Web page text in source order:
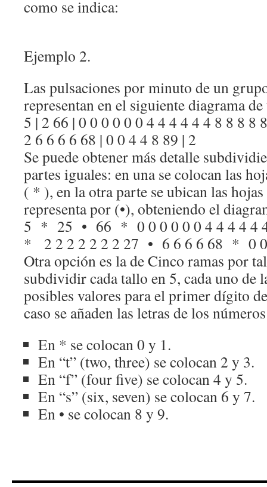
como se indica:
Ejemplo 2.
Las pulsaciones por minuto de un
representan en el siguiente diagrama
5 | 2 66 | 0 0 0 0 0 0 4 4 4 4 4 4 8 8 8 8
2 6 6 6 6 68 | 0 0 4 4 8 89 | 2
Se puede obtener más detalle
partes iguales: en una se colocan las
( * ), en la otra parte se ubican las hojas
representa por (•), obteniendo el
5 * 25 • 66 * 0 0 0 0 0 0 4 4 4 4 4
* 2 2 2 2 2 2 2 27 • 6 6 6 6 68 * 0
Otra opción es la de Cinco ramas por
subdividir cada tallo en 5, cada uno de
posibles valores para el primer dígito
caso se añaden las letras de los
En * se colocan 0 y 1.
En “t” (two, three) se colocan 2 y 3.
En “f” (four five) se colocan 4 y 5.
En “s” (six, seven) se colocan 6 y 7.
En • se colocan 8 y 9.